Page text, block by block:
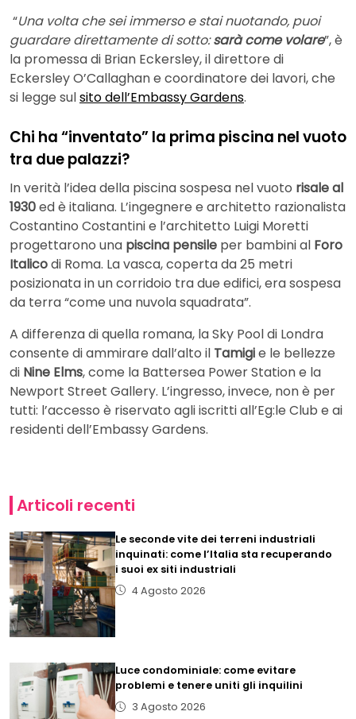
“Una volta che sei immerso e stai nuotando, puoi
guardare direttamente di sotto:sarà come volare”, è
la promessa di Brian Eckersley, il direttore di
Eckersley O’Callaghan e coordinatore dei lavori, che
si legge sulsito dell’Embassy Gardens.
Chi ha “inventato” la prima piscina nel vuoto
tra due palazzi?
In verità l’idea della piscina sospesa nel vuoto risale al
1930ed è italiana. L’ingegnere e architetto razionalista
Costantino Costantini e l’architetto Luigi Moretti
progettarono una piscina pensile per bambini al Foro
Italicodi Roma. La vasca, coperta da 25 metri
posizionata in un corridoio tra due edifici, era sospesa
da terra “come una nuvola squadrata”.
A differenza di quella romana, la Sky Pool di Londra
consente di ammirare dall’alto il Tamigie le bellezze
di Nine Elms, come la Battersea Power Station e la
Newport Street Gallery. L’ingresso, invece, non è per
tutti: l’accesso è riservato agli iscritti all’Eg:le Club e ai
residenti dell’Embassy Gardens.
Articoli recenti
Le seconde vite dei terreni industriali
inquinati: come l’Italia sta recuperando
i suoi ex siti industriali
4 Agosto 2026
Luce condominiale: come evitare
problemi e tenere uniti gli inquilini
3 Agosto 2026